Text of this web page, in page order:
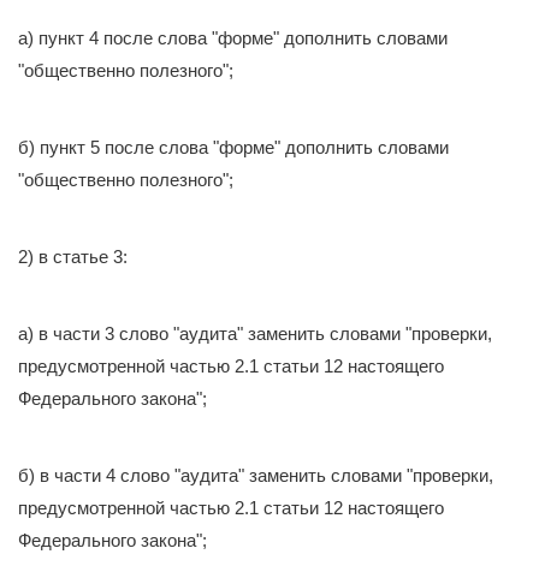
а) пункт 4 после слова "форме" дополнить словами
"общественно полезного";
б) пункт 5 после слова "форме" дополнить словами
"общественно полезного";
2) в статье 3:
а) в части 3 слово "аудита" заменить словами "проверки,
предусмотренной частью 2.1 статьи 12 настоящего
Федерального закона";
б) в части 4 слово "аудита" заменить словами "проверки,
предусмотренной частью 2.1 статьи 12 настоящего
Федерального закона";